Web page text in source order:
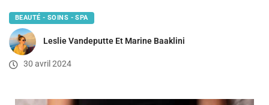
BEAUTÉ - SOINS - SPA
Leslie Vandeputte Et Marine Baaklini
30 avril 2024